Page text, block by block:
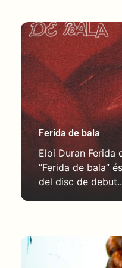
Ferida de bala
Eloi Duran Ferida
“Ferida de bala”
del disc de